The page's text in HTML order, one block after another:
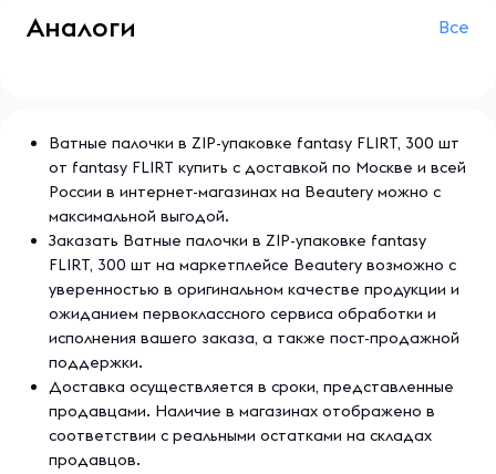
Аналоги Все
Ватные палочки в ZIP-упаковке fantasy FLIRT, 300 шт
от fantasy FLIRT купить с доставкой по Москве и всей
России в интернет-магазинах на Beautery можно с
максимальной выгодой.
Заказать Ватные палочки в ZIP-упаковке fantasy
FLIRT, 300 шт на маркетплейсе Beautery возможно с
уверенностью в оригинальном качестве продукции и
ожиданием первоклассного сервиса обработки и
исполнения вашего заказа, а также пост-продажной
поддержки.
Доставка осуществляется в сроки, представленные
продавцами. Наличие в магазинах отображено в
соответствии с реальными остатками на складах
продавцов.